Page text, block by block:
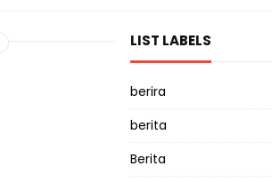
LIST LABELS
berira
berita
Berita